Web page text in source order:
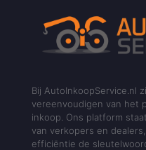
Bij AutoInkoopService.nl
vereenvoudigen van het
inkoop. Ons platform
van verkopers en
efficiëntie de